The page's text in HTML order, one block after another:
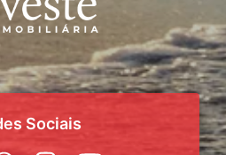
Sociais